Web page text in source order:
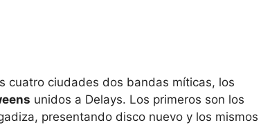
cuatro ciudades dos bandas míticas, los
unidos a Delays. Los primeros son los
presentando disco nuevo y los mismos